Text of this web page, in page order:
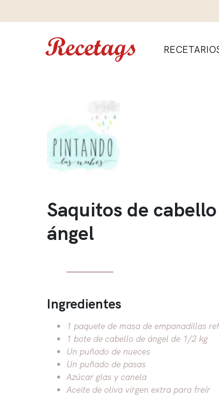
Saquitos de
ángel
Ingredientes
1 paquete de masa de empanadillas
1 bote de cabello de ángel de 1/2 kg
Un puñado de nueces
Un puñado de pasas
Azúcar glas y canela
Aceite de oliva vírgen extra para freír